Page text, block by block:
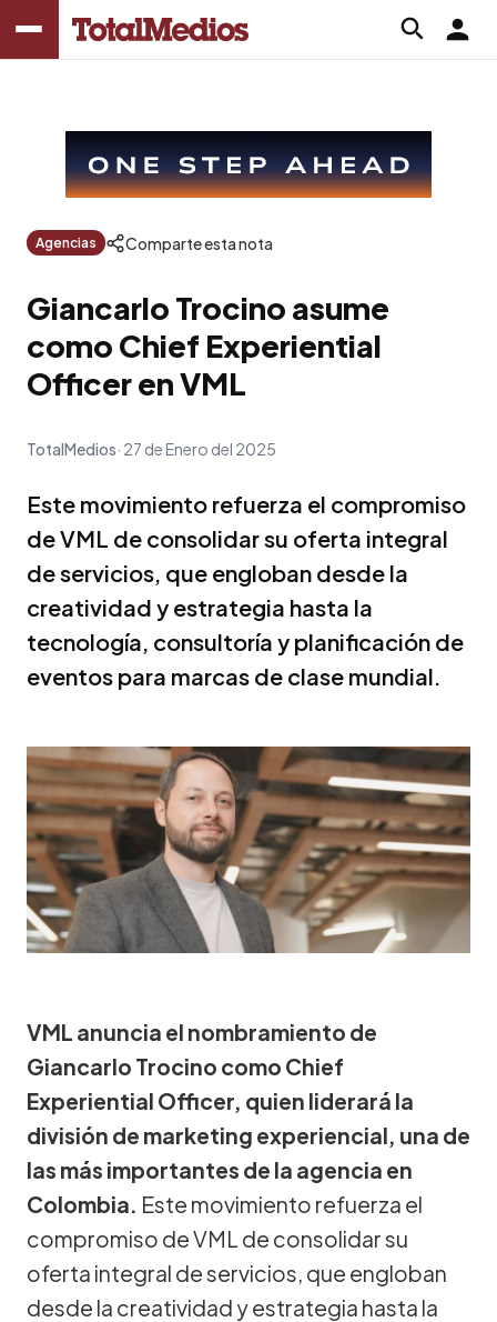
Agencias Comparte esta nota
Giancarlo Trocino asume
como Chief Experiential
Officer en VML
TotalMedios 27 de Enero del 2025
Este movimiento refuerza el compromiso
de VML de consolidar su oferta integral
de servicios, que engloban desde la
creatividad y estrategia hasta la
tecnología, consultoría y planificación de
eventos para marcas de clase mundial.
VML anuncia el nombramiento de
Giancarlo Trocino como Chief
Experiential Officer, quien liderará la
división de marketing experiencial, una de
las más importantes de la agencia en
Colombia. Este movimiento refuerza el
compromiso de VML de consolidar su
oferta integral de servicios, que engloban
desde la creatividad y estrategia hasta la